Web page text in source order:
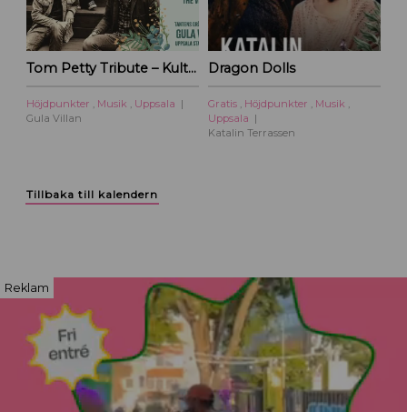
Tom Petty Tribute – Kulturoasens sommarscen 2026
Höjdpunkter , Musik , Uppsala
Gula Villan
Dragon Dolls
Gratis , Höjdpunkter , Musik ,
Uppsala
Katalin Terrassen
Tillbaka till kalendern
Reklam